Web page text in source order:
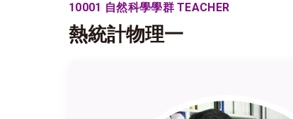
10001 自然科學學群 TEACHER
熱統計物理一